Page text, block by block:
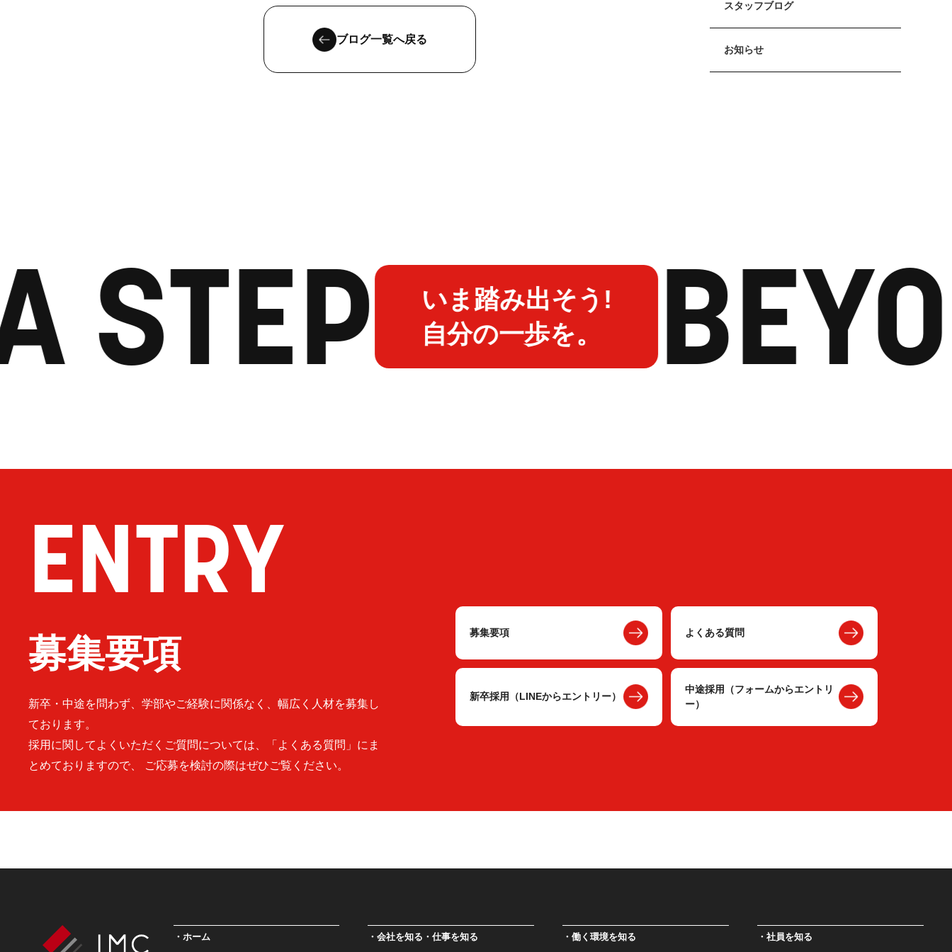
ブログ一覧へ戻る
スタッフブログ
お知らせ
STEP
いま踏み出そう!
自分の一歩を。
ENTRY
募集要項
新卒・中途を問わず、学部やご経験に関係なく、幅広く人材を募集し
ております。
採用に関してよくいただくご質問については、「よくある質問」にま
とめておりますので、 ご応募を検討の際はぜひご覧ください。
募集要項 よくある質問
新卒採用（LINEからエントリー）
中途採用（フォームからエントリ
ー）
ホーム 会社を知る・仕事を知る 働く環境を知る 社員を知る